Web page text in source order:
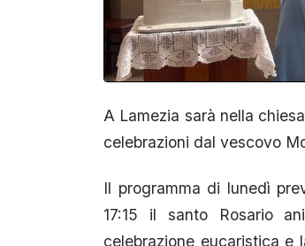
A Lamezia sarà nella
celebrazioni dal vescovo
Il programma di lunedì
17:15 il santo Rosario
celebrazione eucaristica e